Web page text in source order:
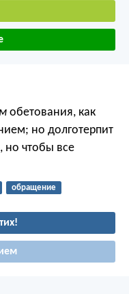
обетования, как
но долготерпит
но чтобы все
обращение